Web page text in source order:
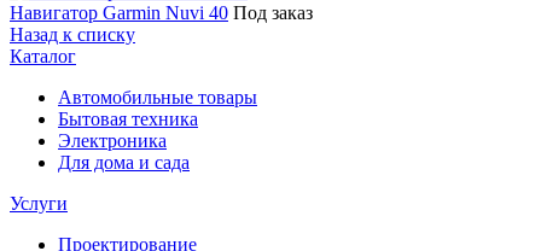
Навигатор Garmin Nuvi 40 Под заказ
Назад к списку
Каталог
Автомобильные товары
Бытовая техника
Электроника
Для дома и сада
Услуги
Проектирование